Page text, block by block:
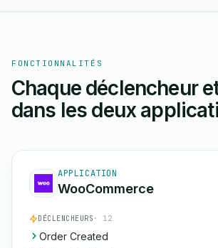
FONCTIONNALITÉS
Chaque déclencheur
dans les deux
APPLICATION
WooCommerce
DÉCLENCHEURS · 12
Order Created